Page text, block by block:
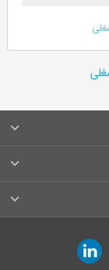
linkedin